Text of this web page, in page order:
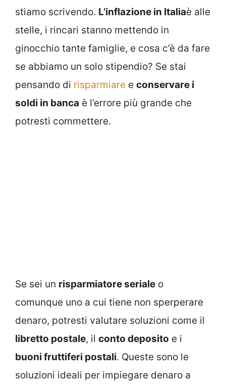
stiamo scrivendo. L’inflazione in Italiaè alle
stelle, i rincari stanno mettendo in
ginocchio tante famiglie, e cosa c’è da fare
se abbiamo un solo stipendio? Se stai
pensando di risparmiare e conservare i
soldi in banca è l’errore più grande che
potresti commettere.
Se sei un risparmiatore seriale o
comunque uno a cui tiene non sperperare
denaro, potresti valutare soluzioni come il
libretto postale, il conto deposito e i
buoni fruttiferi postali. Queste sono le
soluzioni ideali per impiegare denaro a